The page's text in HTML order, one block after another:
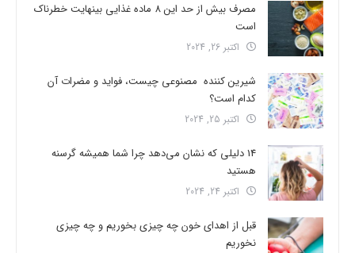
مصرف بیش از حد این 8 ماده غذایی بینهایت خطرناک
است
اکتبر 26, 2024
شیرین کننده مصنوعی چیست، فواید و مضرات آن
کدام است؟
اکتبر 25, 2024
14 دلیلی که نشان می‌دهد چرا شما همیشه گرسنه
هستید
اکتبر 24, 2024
قبل از اهدای خون چه چیزی بخوریم و چه چیزی
نخوریم